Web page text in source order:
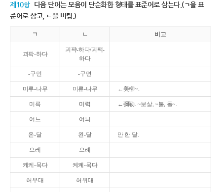
제10항 다음 단어는 모음이 단순화한 형태를 표준어로 삼는다.(ㄱ을 표
준어로 삼고, ㄴ을 버림.)
ㄱ ㄴ 비고
괴팍-하다
괴퍅-하다/괴팩-
하다
-구먼 -구면
미루-나무 미류-나무 ←美柳~.
미륵 미력 ←彌勒. ~보살, ~불, 돌~.
여느 여늬
온-달 왼-달 만 한 달.
으레 으례
케케-묵다 켸켸-묵다
허우대 허위대